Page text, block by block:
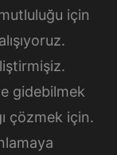
için
gidebilmek
çözmek için.